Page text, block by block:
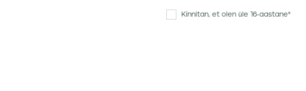
Kinnitan, et olen üle 16-aastane*